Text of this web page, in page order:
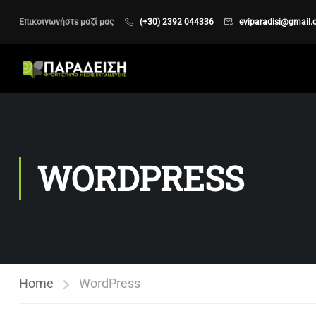
Επικοινωνήστε μαζί μας (+30) 2392 044336
WORDPRESS
Home WordPress